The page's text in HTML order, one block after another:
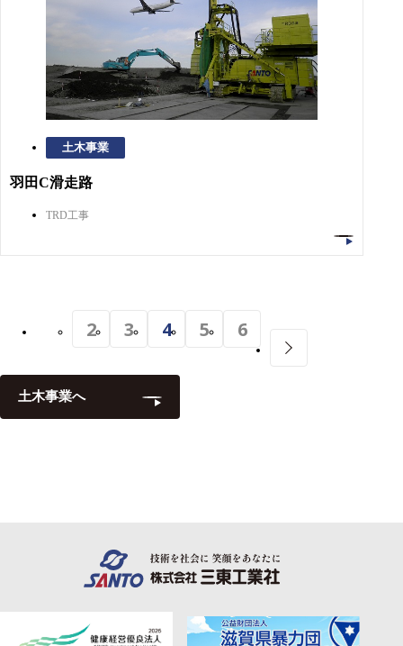
土木事業
羽田C滑走路
TRD工事
2 3 4 5 6
土木事業へ